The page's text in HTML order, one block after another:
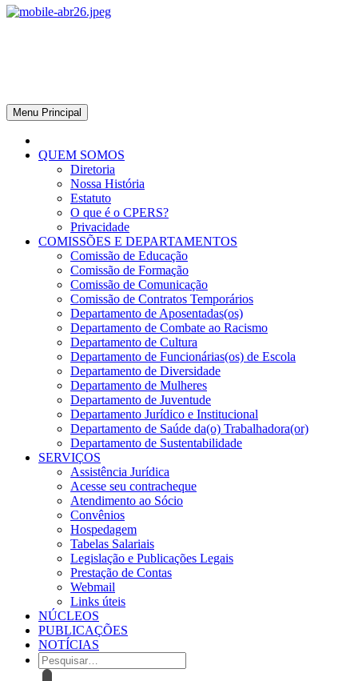
Menu Principal
QUEM SOMOS
Diretoria
Nossa História
Estatuto
O que é o CPERS?
Privacidade
COMISSÕES E DEPARTAMENTOS
Comissão de Educação
Comissão de Formação
Comissão de Comunicação
Comissão de Contratos Temporários
Departamento de Aposentadas(os)
Departamento de Combate ao Racismo
Departamento de Cultura
Departamento de Funcionárias(os) de Escola
Departamento de Diversidade
Departamento de Mulheres
Departamento de Juventude
Departamento Jurídico e Institucional
Departamento de Saúde da(o) Trabalhadora(or)
Departamento de Sustentabilidade
SERVIÇOS
Assistência Jurídica
Acesse seu contracheque
Atendimento ao Sócio
Convênios
Hospedagem
Tabelas Salariais
Legislação e Publicações Legais
Prestação de Contas
Webmail
Links úteis
NÚCLEOS
PUBLICAÇÕES
NOTÍCIAS